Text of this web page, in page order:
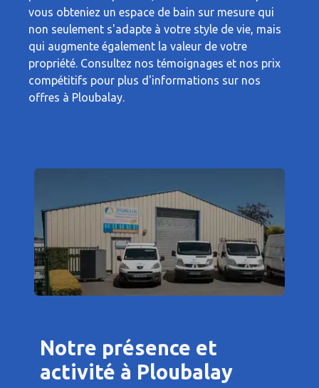
vous obteniez un espace de bain sur mesure qui
non seulement s'adapte à votre style de vie, mais
qui augmente également la valeur de votre
propriété. Consultez nos témoignages et nos prix
compétitifs pour plus d'informations sur nos
offres à Ploubalay.
Notre présence et
activité à Ploubalay